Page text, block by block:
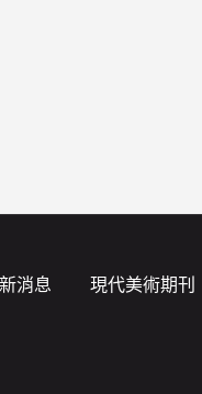
消息 現代美術期刊